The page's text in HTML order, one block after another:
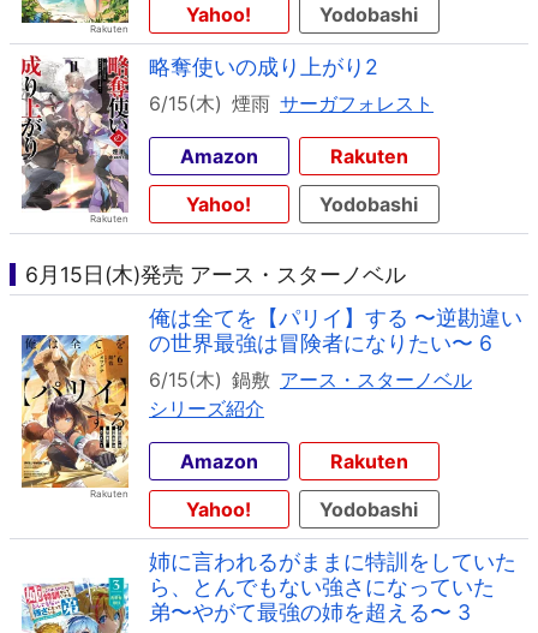
Yahoo!
Yodobashi
略奪使いの成り上がり2
6/15(木) 煙雨 サーガフォレスト
Amazon
Rakuten
Yahoo!
Yodobashi
6月15日(木)発売 アース・スターノベル
俺は全てを【パリイ】する 〜逆勘違い
の世界最強は冒険者になりたい〜 6
6/15(木) 鍋敷 アース・スターノベル
シリーズ紹介
Amazon
Rakuten
Yahoo!
Yodobashi
姉に言われるがままに特訓をしていた
ら、とんでもない強さになっていた
弟〜やがて最強の姉を超える〜 3